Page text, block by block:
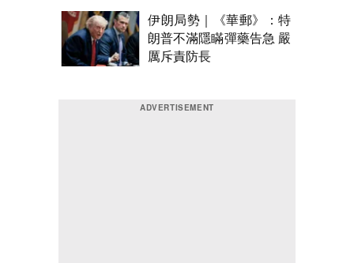
伊朗局勢｜《華郵》：特
朗普不滿隱瞞彈藥告急 嚴
厲斥責防長